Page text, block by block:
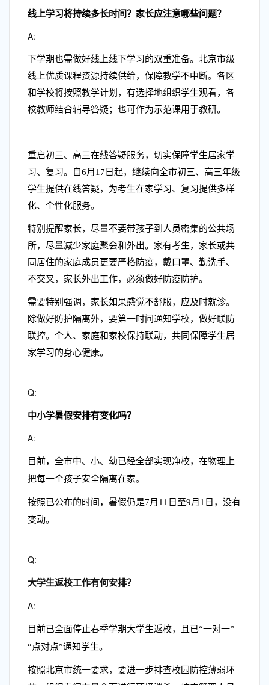
线上学习将持续多长时间？家长应注意哪些问题？
A:
下学期也需做好线上线下学习的双重准备。北京市级
线上优质课程资源持续供给，保障教学不中断。各区
和学校将按照教学计划，有选择地组织学生观看，各
校教师结合辅导答疑；也可作为示范课用于教研。
重启初三、高三在线答疑服务，切实保障学生居家学
习、复习。自6月17日起，继续向全市初三、高三年级
学生提供在线答疑，为考生在家学习、复习提供多样
化、个性化服务。
特别提醒家长，尽量不要带孩子到人员密集的公共场
所，尽量减少家庭聚会和外出。家有考生，家长或共
同居住的家庭成员更要严格防疫，戴口罩、勤洗手、
不交叉，家长外出工作，必须做好防疫防护。
需要特别强调，家长如果感觉不舒服，应及时就诊。
除做好防护隔离外，要第一时间通知学校，做好联防
联控。个人、家庭和家校保持联动，共同保障学生居
家学习的身心健康。
Q:
中小学暑假安排有变化吗？
A:
目前，全市中、小、幼已经全部实现净校，在物理上
把每一个孩子安全隔离在家。
按照已公布的时间，暑假仍是7月11日至9月1日，没有
变动。
Q:
大学生返校工作有何安排？
A:
目前已全面停止春季学期大学生返校，且已“一对一”
“点对点”通知学生。
按照北京市统一要求，要进一步排查校园防控薄弱环